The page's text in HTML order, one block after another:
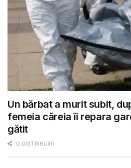
Un bărbat a murit subit,
femeia căreia îi repara
gătit
0 DISTRIBUIRI